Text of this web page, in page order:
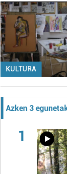
KULTURA
Azken 3
1